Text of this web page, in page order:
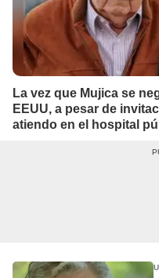
La vez que Mujica se
EEUU, a pesar de
atiendo en el hospital